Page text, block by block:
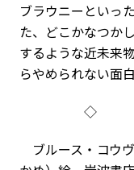
ブラウニーといっ
た、どこかなつか
するような近未来
らやめられない面
◇
ブルース・コウ